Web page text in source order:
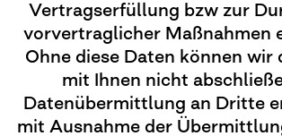
Vertragserfüllung bzw zur
vorvertraglicher Maßnahmen
Ohne diese Daten können wir
mit Ihnen nicht
Datenübermittlung an Dritte
mit Ausnahme der